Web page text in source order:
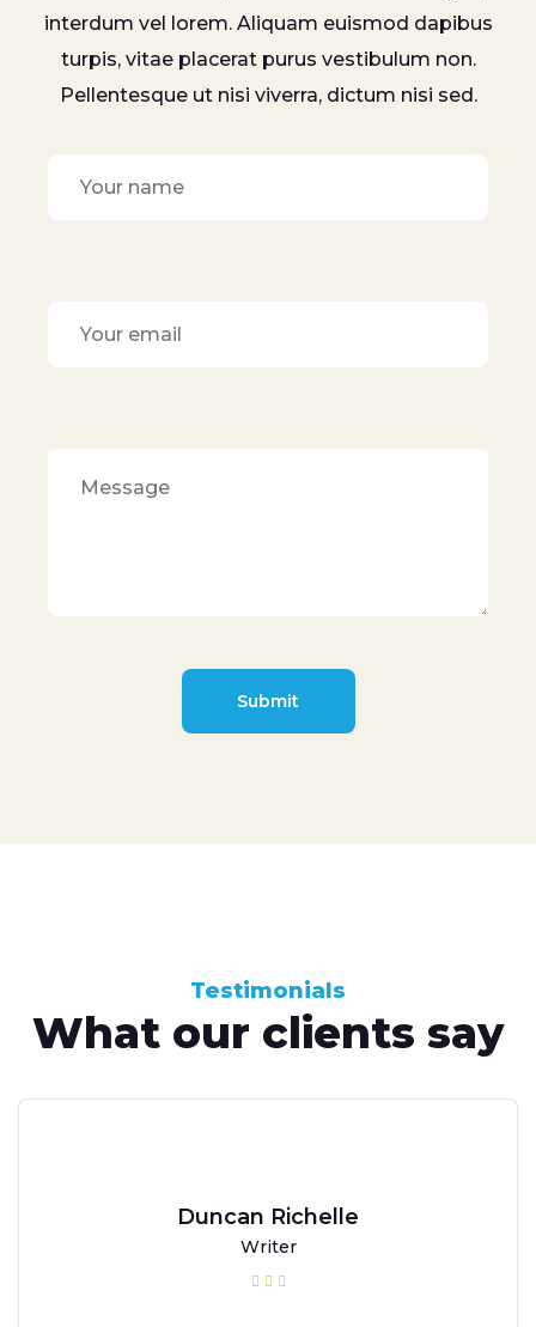
interdum vel lorem. Aliquam euismod dapibus
turpis, vitae placerat purus vestibulum non.
Pellentesque ut nisi viverra, dictum nisi sed.
Testimonials
What our clients say
Duncan Richelle
Writer